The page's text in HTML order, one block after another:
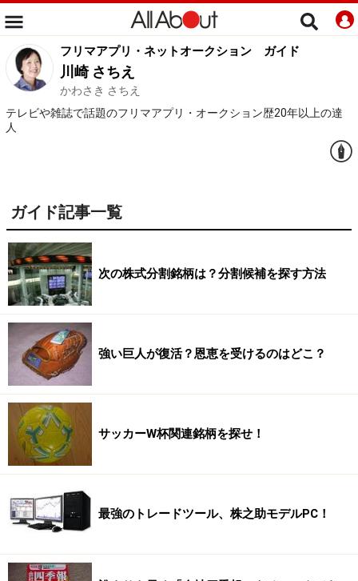
フリマアプリ・ネットオークション ガイド
川崎 さちえ
かわさき さちえ
テレビや雑誌で話題のフリマアプリ・オークション歴20年以上の達
人
ガイド記事一覧
次の株式分割銘柄は？分割候補を探す方法
強い巨人が復活？恩恵を受けるのはどこ？
サッカーW杯関連銘柄を探せ！
最強のトレードツール、株之助モデルPC！